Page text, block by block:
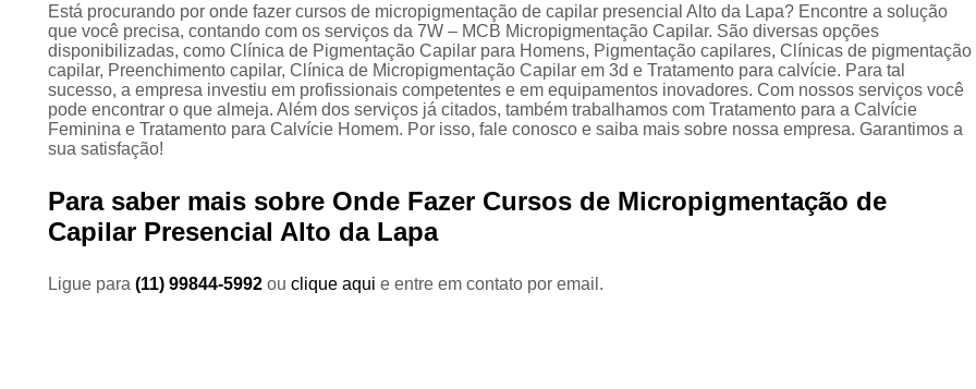
Micropigmentação Cabelo
Micropigmentação Cabelo
Micropigmentação
Micropigmentação Capilar Cabelo
Micropigmentação Capilar
Micropigmentação Capilar Fio
Está procurando por onde fazer cursos de micropigmentação de capilar presencial Alto da Lapa? Encontre a solução
que você precisa, contando com os serviços da 7W – MCB Micropigmentação Capilar. São diversas opções
disponibilizadas, como Clínica de Pigmentação Capilar para Homens, Pigmentação capilares, Clínicas de pigmentação
capilar, Preenchimento capilar, Clínica de Micropigmentação Capilar em 3d e Tratamento para calvície. Para tal
sucesso, a empresa investiu em profissionais competentes e em equipamentos inovadores. Com nossos serviços você
pode encontrar o que almeja. Além dos serviços já citados, também trabalhamos com Tratamento para a Calvície
Feminina e Tratamento para Calvície Homem. Por isso, fale conosco e saiba mais sobre nossa empresa. Garantimos a
sua satisfação!
Para saber mais sobre Onde Fazer Cursos de Micropigmentação de
Capilar Presencial Alto da Lapa
Ligue para (11) 99844-5992 ou clique aqui e entre em contato por email.